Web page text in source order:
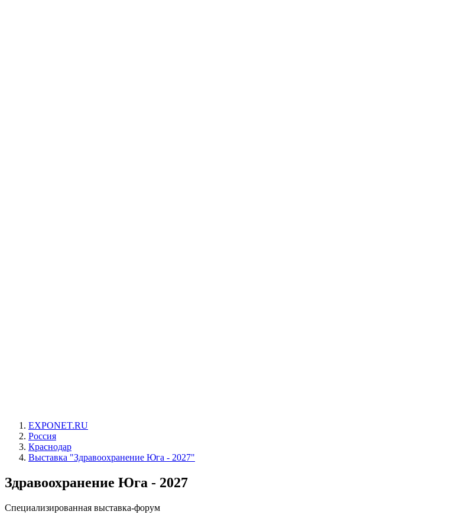
EXPONET.RU
Россия
Краснодар
Выставка "Здравоохранение Юга - 2027"
Здравоохранение Юга - 2027
Специализированная выставка-форум